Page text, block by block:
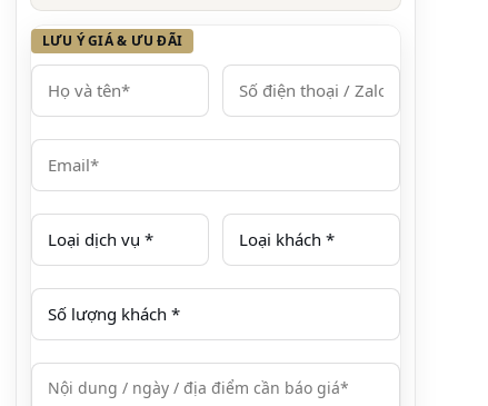
LƯU Ý GIÁ & ƯU ĐÃI